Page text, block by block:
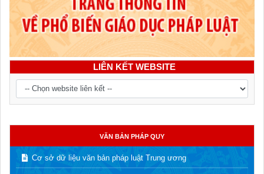
LIÊN KẾT WEBSITE
VĂN BẢN PHÁP QUY
Cơ sở dữ liệu văn bản pháp luật Trung ương